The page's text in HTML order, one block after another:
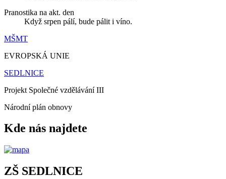
Pranostika na akt. den
Když srpen pálí, bude pálit i víno.
MŠMT
EVROPSKÁ UNIE
SEDLNICE
Projekt Společné vzdělávání III
Národní plán obnovy
Kde nás najdete
ZŠ SEDLNICE